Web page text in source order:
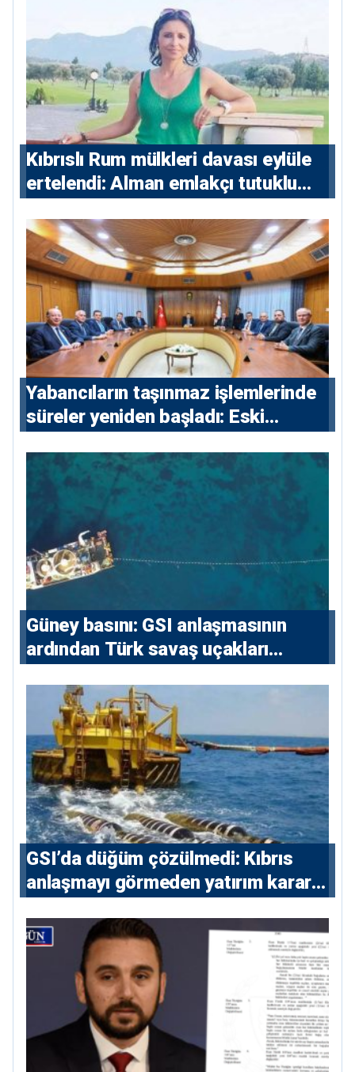
Kıbrıslı Rum mülkleri davası eylüle
ertelendi: Alman emlakçı tutuklu
Yabancıların taşınmaz işlemlerinde
süreler yeniden başladı: Eski
konutlara 36 ay
Güney basını: ⁠GSI anlaşmasının
ardından Türk savaş uçakları
GSI’da düğüm çözülmedi: Kıbrıs
anlaşmayı görmeden yatırım kararı